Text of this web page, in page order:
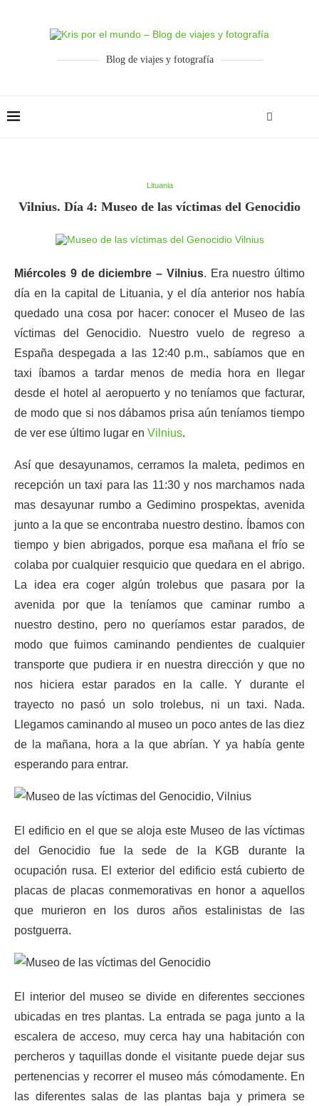
Blog de viajes y fotografía
Lituania
Vilnius. Día 4: Museo de las víctimas del Genocidio
Miércoles 9 de diciembre – Vilnius. Era nuestro último
día en la capital de Lituania, y el día anterior nos había
quedado una cosa por hacer: conocer el Museo de las
víctimas del Genocidio. Nuestro vuelo de regreso a
España despegada a las 12:40 p.m., sabíamos que en
taxi íbamos a tardar menos de media hora en llegar
desde el hotel al aeropuerto y no teníamos que facturar,
de modo que si nos dábamos prisa aún teníamos tiempo
de ver ese último lugar en Vilnius.
Así que desayunamos, cerramos la maleta, pedimos en
recepción un taxi para las 11:30 y nos marchamos nada
mas desayunar rumbo a Gedimino prospektas, avenida
junto a la que se encontraba nuestro destino. Íbamos con
tiempo y bien abrigados, porque esa mañana el frío se
colaba por cualquier resquicio que quedara en el abrigo.
La idea era coger algún trolebus que pasara por la
avenida por que la teníamos que caminar rumbo a
nuestro destino, pero no queríamos estar parados, de
modo que fuimos caminando pendientes de cualquier
transporte que pudiera ir en nuestra dirección y que no
nos hiciera estar parados en la calle. Y durante el
trayecto no pasó un solo trolebus, ni un taxi. Nada.
Llegamos caminando al museo un poco antes de las diez
de la mañana, hora a la que abrían. Y ya había gente
esperando para entrar.
El edificio en el que se aloja este Museo de las víctimas
del Genocidio fue la sede de la KGB durante la
ocupación rusa. El exterior del edificio está cubierto de
placas de placas conmemorativas en honor a aquellos
que murieron en los duros años estalinistas de las
postguerra.
El interior del museo se divide en diferentes secciones
ubicadas en tres plantas. La entrada se paga junto a la
escalera de acceso, muy cerca hay una habitación con
percheros y taquillas donde el visitante puede dejar sus
pertenencias y recorrer el museo más cómodamente. En
las diferentes salas de las plantas baja y primera se